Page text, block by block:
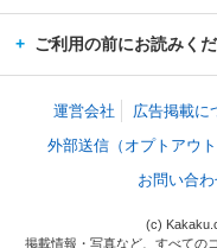
ご利用の前にお読みくだ
運営会社 広告掲載に
外部送信（オプトアウト
お問い合
(c)
掲載情報・写真など、すべての